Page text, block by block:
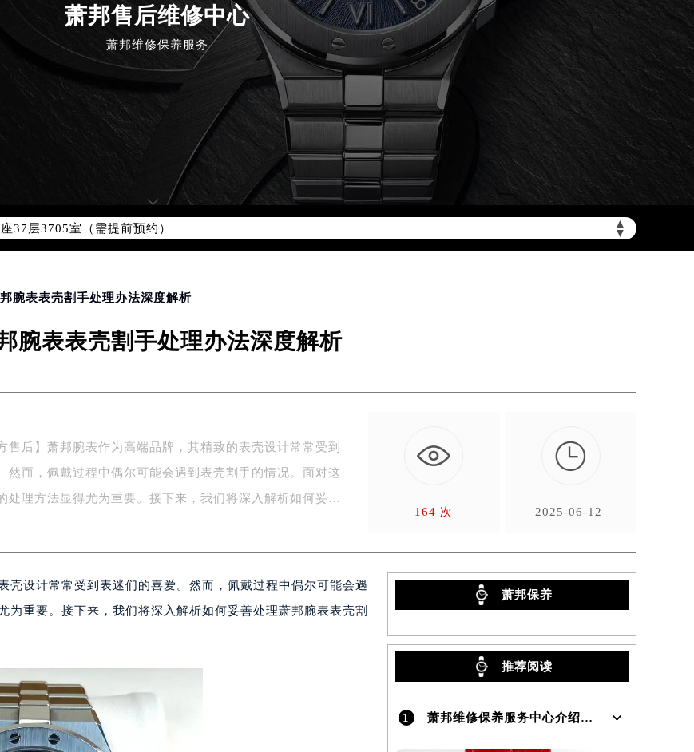
萧邦售后维修中心
萧邦维修保养服务
▲
▼
：400-885-0231
服务覆盖中国大陆、香港、澳门、台湾全部区域（非大陆需加拨“+86”）
心写字楼D座11层1102室（北京总部）（需提前预约）
座6层602室（需提前预约）
心写字楼26层2603室（需提前预约）
37层3705室（需提前预约）
写字楼8层806室（需提前预约）
心写字楼22层C1-1室（需提前预约）
金融中心写字楼35层3508室（需提前预约）
楼1号楼16层1604室（需提前预约）
写字楼8层805室（需提前预约）
心写字楼A座13层1304室（需提前预约）
子塔（中央广场）A1座办公楼14层07室（需提前预约）
楼17层1701室（需提前预约）
楼1座30层05室（需提前预约）
写字楼9层902室（需提前预约）
环球金融中心写字楼（芙蓉广场）10层13室（需提前预约）
层2905室（需提前预约）
腕表表壳割手处理办法深度解析
腕表表壳割手处理办法深度解析
售后】萧邦腕表作为高端品牌，其精致的表壳设计常常受到
然而，佩戴过程中偶尔可能会遇到表壳割手的情况。面对这
处理方法显得尤为重要。接下来，我们将深入解析如何妥
164 次

2025-06-12
壳设计常常受到表迷们的喜爱。然而，佩戴过程中偶尔可能会遇
重要。接下来，我们将深入解析如何妥善处理萧邦腕表表壳割
萧邦保养
推荐阅读
1 萧邦维修保养服务中心介绍 | Chopard